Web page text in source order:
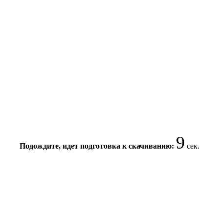
Подождите, идет подготовка к скачиванию: 9 сек.